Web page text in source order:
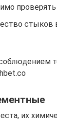
стыков
их